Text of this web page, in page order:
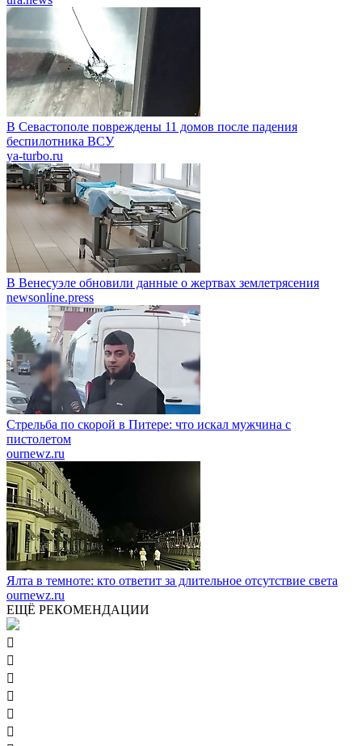
В Севастополе повреждены 11 домов после падения
беспилотника ВСУ
ya-turbo.ru
В Венесуэле обновили данные о жертвах землетрясения
newsonline.press
Стрельба по скорой в Питере: что искал мужчина с
пистолетом
ournewz.ru
Ялта в темноте: кто ответит за длительное отсутствие света
ournewz.ru
ЕЩЁ РЕКОМЕНДАЦИИ





